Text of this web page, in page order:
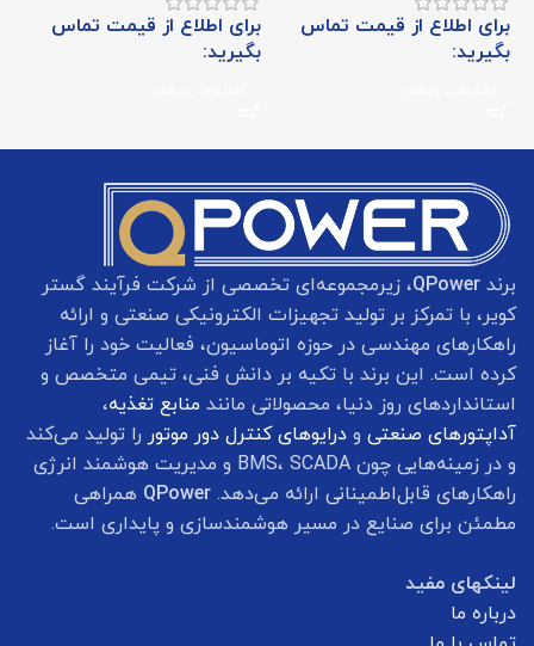
برای اطلاع از قیمت تماس
بگیرید:
برای اطلاع از قیمت تماس
بگیرید:
برند QPower، زیرمجموعه‌ای تخصصی از شرکت فرآیند گستر
کویر، با تمرکز بر تولید تجهیزات الکترونیکی صنعتی و ارائه
راهکارهای مهندسی در حوزه اتوماسیون، فعالیت خود را آغاز
کرده است. این برند با تکیه بر دانش فنی، تیمی متخصص و
استانداردهای روز دنیا، محصولاتی مانند منابع تغذیه،
آداپتورهای صنعتی و درایوهای کنترل دور موتور را تولید می‌کند
و در زمینه‌هایی چون BMS، SCADA و مدیریت هوشمند انرژی
راهکارهای قابل‌اطمینانی ارائه می‌دهد. QPower همراهی
مطمئن برای صنایع در مسیر هوشمندسازی و پایداری است.
لینکهای مفید
درباره ما